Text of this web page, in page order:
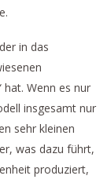
in das
hat. Wenn es nur
insgesamt nur
sehr kleinen
was dazu führt,
produziert,